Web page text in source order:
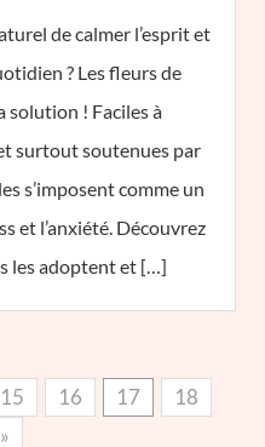
de calmer l’esprit et
? Les fleurs de
solution ! Faciles à
surtout soutenues par
s’imposent comme un
et l’anxiété. Découvrez
les adoptent et […]
15 16 17
18